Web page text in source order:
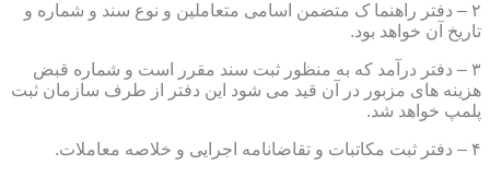
۲ – دفتر راهنما ک متضمن اسامی متعاملین و نوع سند و شماره و
تاریخ آن خواهد بود.
۳ – دفتر درآمد که به منظور ثبت سند مقرر است و شماره قبض
هزینه های مزبور در آن قید می شود این دفتر از طرف سازمان ثبت
پلمپ خواهد شد.
۴ – دفتر ثبت مکاتبات و تقاضانامه اجرایی و خلاصه معاملات.